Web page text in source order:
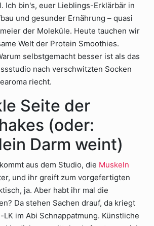
Ich bin's, euer Lieblings-Erklärbär in
und gesunder Ernährung – quasi
der Moleküle. Heute tauchen wir
Welt der Protein Smoothies.
selbstgemacht besser ist als das
nach verschwitzten Socken
riecht.
Seite der
(oder:
Darm weint)
aus dem Studio, die Muskeln
und ihr greift zum vorgefertigten
ja. Aber habt ihr mal die
Da stehen Sachen drauf, da kriegt
im Abi Schnappatmung. Künstliche